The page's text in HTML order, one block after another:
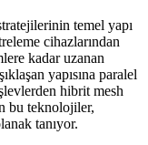
temel yapı
cihazlarından
kadar uzanan
yapısına paralel
hibrit mesh
bu teknolojiler,
tanıyor.